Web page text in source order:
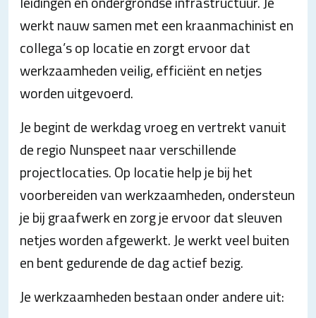
werkt nauw samen met een kraanmachinist en
collega’s op locatie en zorgt ervoor dat
werkzaamheden veilig, efficiënt en netjes
worden uitgevoerd.
Je begint de werkdag vroeg en vertrekt vanuit
de regio Nunspeet naar verschillende
projectlocaties. Op locatie help je bij het
voorbereiden van werkzaamheden, ondersteun
je bij graafwerk en zorg je ervoor dat sleuven
netjes worden afgewerkt. Je werkt veel buiten
en bent gedurende de dag actief bezig.
Je werkzaamheden bestaan onder andere uit: